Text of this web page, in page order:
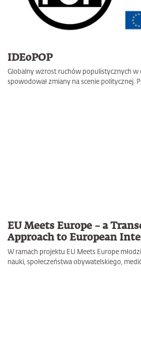
IDEoPOP
Globalny wzrost ruchów populistycznych w
spowodował zmiany na scenie politycznej.
EU Meets Europe – a
Approach to European
W ramach projektu EU Meets Europe
nauki, społeczeństwa obywatelskiego,